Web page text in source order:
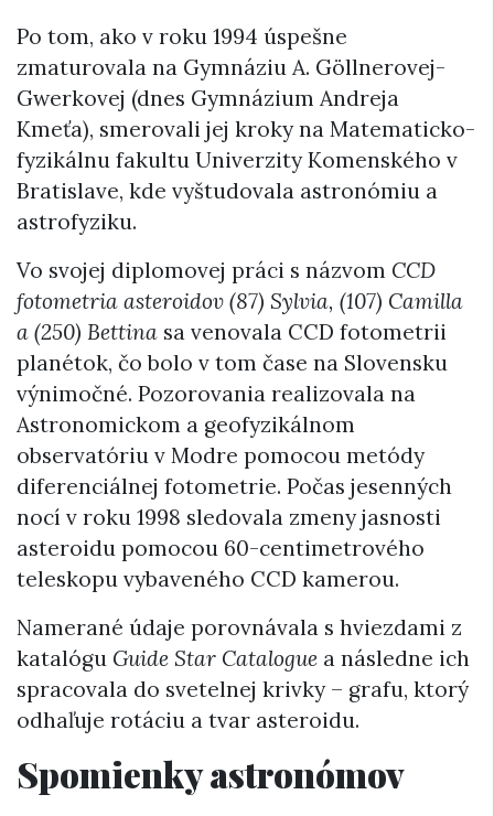
Po tom, ako v roku 1994 úspešne
zmaturovala na Gymnáziu A. Göllnerovej-
Gwerkovej (dnes Gymnázium Andreja
Kmeťa), smerovali jej kroky na Matematicko-
fyzikálnu fakultu Univerzity Komenského v
Bratislave, kde vyštudovala astronómiu a
astrofyziku.
Vo svojej diplomovej práci s názvom CCD
fotometria asteroidov (87) Sylvia, (107) Camilla
a (250) Bettina sa venovala CCD fotometrii
planétok, čo bolo v tom čase na Slovensku
výnimočné. Pozorovania realizovala na
Astronomickom a geofyzikálnom
observatóriu v Modre pomocou metódy
diferenciálnej fotometrie. Počas jesenných
nocí v roku 1998 sledovala zmeny jasnosti
asteroidu pomocou 60-centimetrového
teleskopu vybaveného CCD kamerou.
Namerané údaje porovnávala s hviezdami z
katalógu Guide Star Catalogue a následne ich
spracovala do svetelnej krivky – grafu, ktorý
odhaľuje rotáciu a tvar asteroidu.
Spomienky astronómov